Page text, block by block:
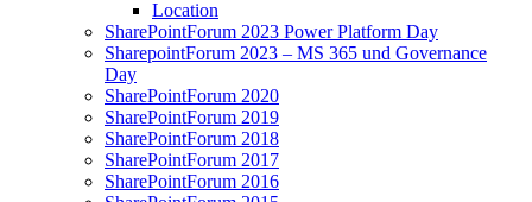
Location
SharePointForum 2023 Power Platform Day
SharepointForum 2023 – MS 365 und Governance
Day
SharePointForum 2020
SharePointForum 2019
SharePointForum 2018
SharePointForum 2017
SharePointForum 2016